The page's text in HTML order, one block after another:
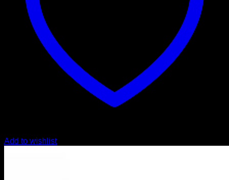
Add to wishlist